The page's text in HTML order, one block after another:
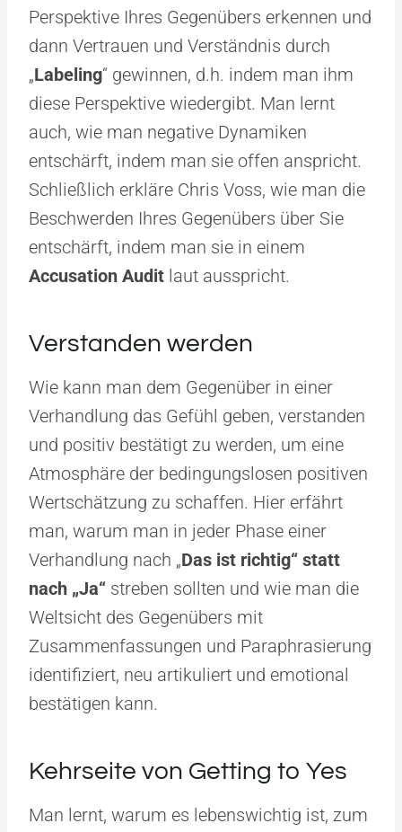
Perspektive Ihres Gegenübers erkennen und
dann Vertrauen und Verständnis durch
„Labeling“ gewinnen, d.h. indem man ihm
diese Perspektive wiedergibt. Man lernt
auch, wie man negative Dynamiken
entschärft, indem man sie offen anspricht.
Schließlich erkläre Chris Voss, wie man die
Beschwerden Ihres Gegenübers über Sie
entschärft, indem man sie in einem
Accusation Audit laut ausspricht.
Verstanden werden
Wie kann man dem Gegenüber in einer
Verhandlung das Gefühl geben, verstanden
und positiv bestätigt zu werden, um eine
Atmosphäre der bedingungslosen positiven
Wertschätzung zu schaffen. Hier erfährt
man, warum man in jeder Phase einer
Verhandlung nach „Das ist richtig“ statt
nach „Ja“ streben sollten und wie man die
Weltsicht des Gegenübers mit
Zusammenfassungen und Paraphrasierung
identifiziert, neu artikuliert und emotional
bestätigen kann.
Kehrseite von Getting to Yes
Man lernt, warum es lebenswichtig ist, zum